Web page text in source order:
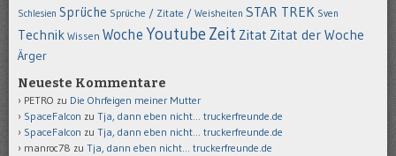
Schlesien Sprüche Sprüche / Zitate / Weisheiten STAR TREK Sven
Technik Wissen Woche Youtube Zeit Zitat Zitat der Woche
Ärger
Neueste Kommentare
PETRO zu Die Ohrfeigen meiner Mutter
SpaceFalcon zu Tja, dann eben nicht… truckerfreunde.de
SpaceFalcon zu Tja, dann eben nicht… truckerfreunde.de
manroc78 zu Tja, dann eben nicht… truckerfreunde.de